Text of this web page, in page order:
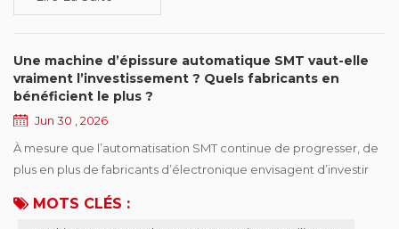
Une machine d’épissure automatique SMT vaut-elle
vraiment l’investissement ? Quels fabricants en
bénéficient le plus ?
Jun 30 , 2026
À mesure que l’automatisation SMT continue de progresser, de
plus en plus de fabricants d’électronique envisagent d’investir
Cependant, avant de prendre une décision d’achat, de
MOTS CLÉS :